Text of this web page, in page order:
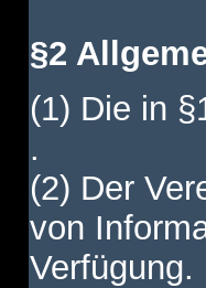
§2
(1) Die in
.
(2) Der
von
Verfügung.